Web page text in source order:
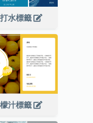
水標籤
汁標籤